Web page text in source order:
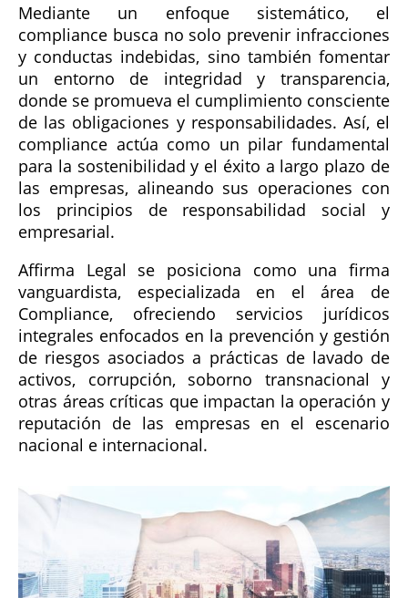
Mediante un enfoque sistemático, el
compliance busca no solo prevenir infracciones
y conductas indebidas, sino también fomentar
un entorno de integridad y transparencia,
donde se promueva el cumplimiento consciente
de las obligaciones y responsabilidades. Así, el
compliance actúa como un pilar fundamental
para la sostenibilidad y el éxito a largo plazo de
las empresas, alineando sus operaciones con
los principios de responsabilidad social y
empresarial.
Affirma Legal se posiciona como una firma
vanguardista, especializada en el área de
Compliance, ofreciendo servicios jurídicos
integrales enfocados en la prevención y gestión
de riesgos asociados a prácticas de lavado de
activos, corrupción, soborno transnacional y
otras áreas críticas que impactan la operación y
reputación de las empresas en el escenario
nacional e internacional.